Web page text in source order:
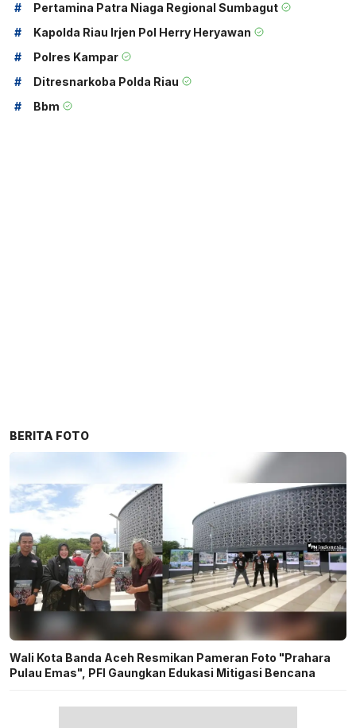
#
Pertamina Patra Niaga Regional Sumbagut
#
Kapolda Riau Irjen Pol Herry Heryawan
#
Polres Kampar
#
Ditresnarkoba Polda Riau
#
Bbm
BERITA FOTO
Wali Kota Banda Aceh Resmikan Pameran Foto "Prahara
Pulau Emas", PFI Gaungkan Edukasi Mitigasi Bencana